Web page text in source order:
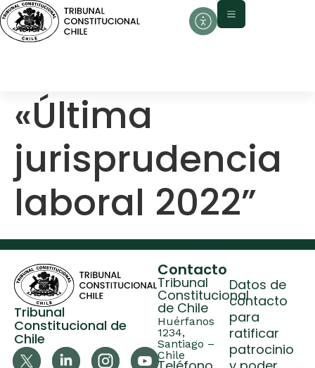
contenido
«Última
jurisprudencia
laboral 2022”
Tribunal
Constitucional de
Chile
Contacto
Tribunal
Constitucional
de Chile
Huérfanos
1234,
Santiago –
Chile
Datos de
contacto
para
ratificar
patrocinio